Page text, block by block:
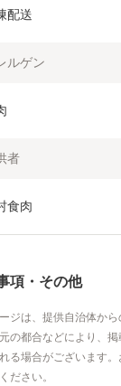
配送
ルゲン
者
食肉
項・その他
ジは、提供自治体から
の都合などにより、
る場合がございます
ださい。